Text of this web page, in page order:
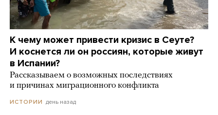
К чему может привести кризис в Сеуте?
И коснется ли он россиян, которые живут
в Испании?
Рассказываем о возможных последствиях
и причинах миграционного конфликта
ИСТОРИИ день назад